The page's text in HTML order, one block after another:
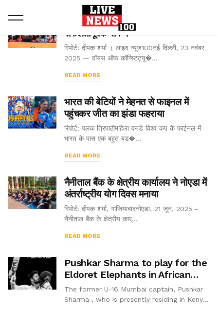
भारत का भविष्य – शाहोथॉन 2025
सफलतापूर्वक संपन्न
रिपोर्ट: दीपक शर्मा । लाइव न्यूज100नई दिल्ली, 23 नवंबर
2025 — वॉयस ऑफ कॉन्स्टिट्यू�...
READ MORE
भारत की बेटियों ने मेहनत से फाइनल में
पहुंचकर जीत का झंडा फहराया
रिपोर्ट: पलक त्रिपाठीमहिला वनडे विश्व कप के फाईनल में
भारत के पास एक बहुत बड�...
READ MORE
नैनीताल बैंक के क्षेत्रीय कार्यालय ने नोएडा में
अंतर्राष्ट्रीय योग दिवस मनाया
रिपोर्ट: दीपक शर्मा, गाजियाबादनोएडा, 21 जून, 2025 -
नैनीताल बैंक के क्षेत्रीय कार्...
READ MORE
Pushkar Sharma to play for the
Eldoret Elephants in African
Premier League (2021)
The former U-16 Mumbai captain, Pushkar
Sharma , who is presently residing in Kenya